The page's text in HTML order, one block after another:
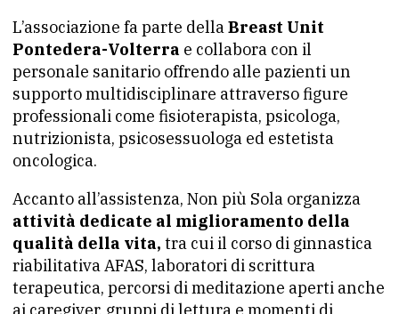
L’associazione fa parte dellaBreast Unit
Pontedera-Volterra e collabora con il
personale sanitario offrendo alle pazienti un
supporto multidisciplinare attraverso figure
professionali come fisioterapista, psicologa,
nutrizionista, psicosessuologa ed estetista
oncologica.
Accanto all’assistenza, Non più Sola organizza
attività dedicate al miglioramento della
qualità della vita, tra cui il corso di ginnastica
riabilitativa AFAS, laboratori di scrittura
terapeutica, percorsi di meditazione aperti anche